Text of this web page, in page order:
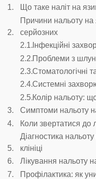
Що таке наліт на
Причини нальоту на
серйозних
Інфекційні
Проблеми з
Стоматологічні
Системні
Колір нальоту:
Симптоми нальоту
Коли звертатися до
Діагностика
клініці
Лікування нальоту
Профілактика: як